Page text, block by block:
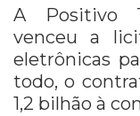
A Positivo
venceu a
eletrônicas
todo, o
1,2 bilhão à